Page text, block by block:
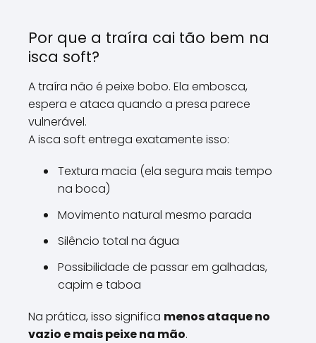
Por que a traíra cai tão bem na
isca soft?
A traíra não é peixe bobo. Ela embosca,
espera e ataca quando a presa parece
vulnerável.
A isca soft entrega exatamente isso:
Textura macia (ela segura mais tempo
na boca)
Movimento natural mesmo parada
Silêncio total na água
Possibilidade de passar em galhadas,
capim e taboa
Na prática, isso significa menos ataque no
vazio e mais peixe na mão.